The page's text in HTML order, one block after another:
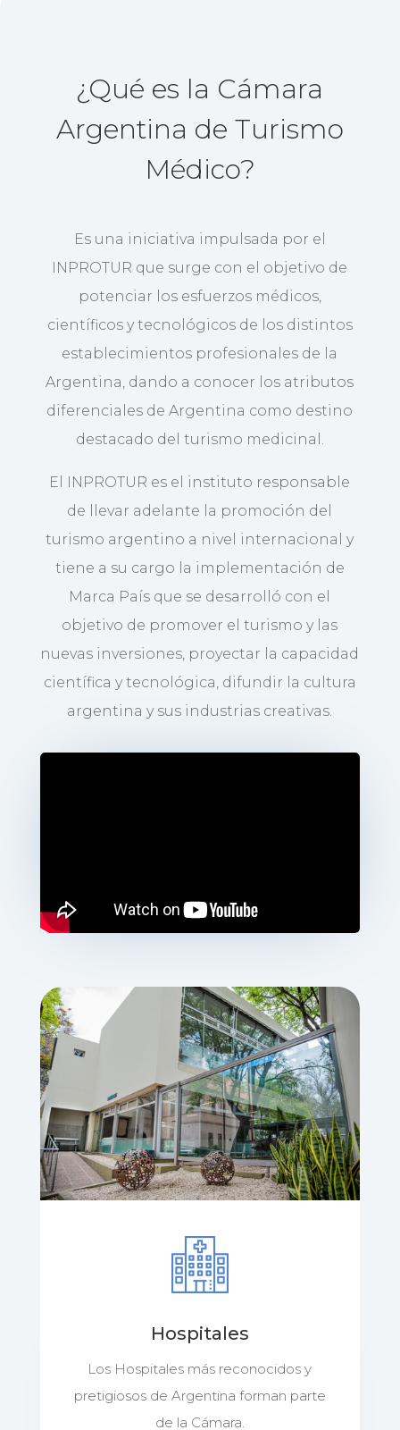
¿Qué es la Cámara
Argentina de Turismo
Médico?
Es una iniciativa impulsada por el
INPROTUR que surge con el objetivo de
potenciar los esfuerzos médicos,
científicos y tecnológicos de los distintos
establecimientos profesionales de la
Argentina, dando a conocer los atributos
diferenciales de Argentina como destino
destacado del turismo medicinal.
El INPROTUR es el instituto responsable
de llevar adelante la promoción del
turismo argentino a nivel internacional y
tiene a su cargo la implementación de
Marca País que se desarrolló con el
objetivo de promover el turismo y las
nuevas inversiones, proyectar la capacidad
científica y tecnológica, difundir la cultura
argentina y sus industrias creativas.
Hospitales
Los Hospitales más reconocidos y
pretigiosos de Argentina forman parte
de la Cámara.